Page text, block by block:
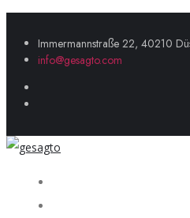
Immermannstraße 22, 40210
info@gesagto.com